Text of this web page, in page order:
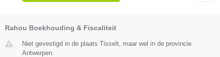
Rahou Boekhouding & Fiscaliteit
Niet gevestigd in de plaats Tisselt, maar wel in de provincie
Antwerpen.